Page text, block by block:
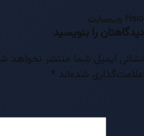
Haio وب‌سایت
دیدگاهتان را بنویسید
نشانی ایمیل شما منتشر نخواهد
علامت‌گذاری شده‌اند *